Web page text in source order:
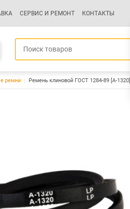
СЕРВИС И РЕМОНТ КОНТАКТЫ
ремни Ремень клиновой ГОСТ 1284-89 [А-1320]